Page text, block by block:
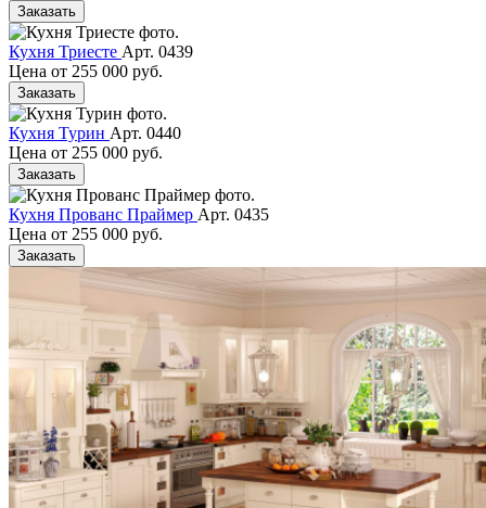
Заказать
Кухня Триесте Арт. 0439
Цена от 255 000 руб.
Заказать
Кухня Турин Арт. 0440
Цена от 255 000 руб.
Заказать
Кухня Прованс Праймер Арт. 0435
Цена от 255 000 руб.
Заказать